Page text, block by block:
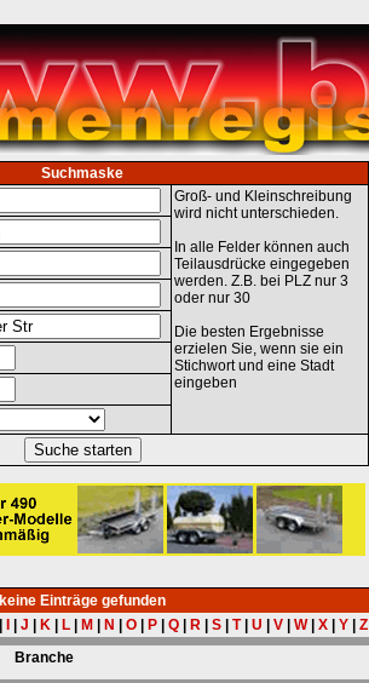
Suchmaske
Groß- und Kleinschreibung
wird nicht unterschieden.
In alle Felder können auch
Teilausdrücke eingegeben
werden. Z.B. bei PLZ nur 3
oder nur 30
Die besten Ergebnisse
erzielen Sie, wenn sie ein
Stichwort und eine Stadt
eingeben
keine Einträge gefunden
J K| L| M N O| P| Q| R| S| T| U V| W| X| Y| Z
Branche